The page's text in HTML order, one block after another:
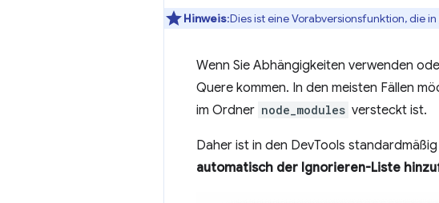
Hinweis:Dies ist eine Vorabversionsfunktion, die in
Wenn Sie Abhängigkeiten verwenden
Quere kommen. In den meisten Fällen
im Ordner node_modules versteckt ist.
Daher ist in den DevTools
automatisch der Ignorieren-Liste